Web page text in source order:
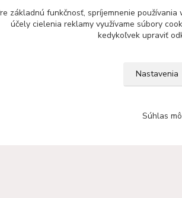
základnú funkčnosť, spríjemnenie
účely cielenia reklamy využívame súbory
kedykoľvek upraviť
Nastavenia
Súhlas